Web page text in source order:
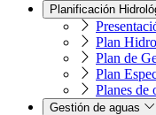
Planificación
Plan
Plan de
Plan
Planes de
Gestión de aguas